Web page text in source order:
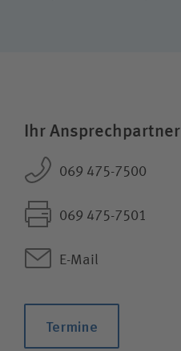
Ihr Ansprechpartner
069 475-7500
069 475-7501
E-Mail
Termine